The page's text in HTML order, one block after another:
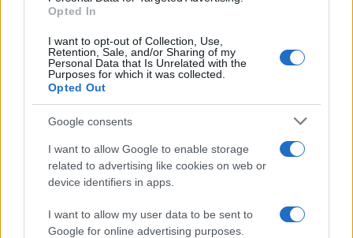
Opted In
I want to opt-out of Collection, Use,
Retention, Sale, and/or Sharing of my
Personal Data that Is Unrelated with the
Purposes for which it was collected.
Opted Out
Google consents
I want to allow Google to enable storage
related to advertising like cookies on web or
device identifiers in apps.
I want to allow my user data to be sent to
Google for online advertising purposes.